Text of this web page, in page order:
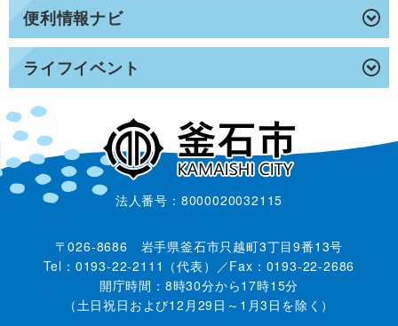
便利情報ナビ
ライフイベント
法人番号：8000020032115
〒026-8686 岩手県釜石市只越町3丁目9番13号
Tel：0193-22-2111（代表）／Fax：0193-22-2686
開庁時間：8時30分から17時15分
（土日祝日および12月29日～1月3日を除く）